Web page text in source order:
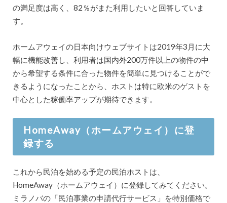
の満足度は高く、82％がまた利用したいと回答していま
す。
ホームアウェイの日本向けウェブサイトは2019年3月に大
幅に機能改善し、利用者は国内外200万件以上の物件の中
から希望する条件に合った物件を簡単に見つけることがで
きるようになったことから、ホストは特に欧米のゲストを
中心とした稼働率アップが期待できます。
HomeAway（ホームアウェイ）に登
録する
これから民泊を始める予定の民泊ホストは、
HomeAway（ホームアウェイ）に登録してみてください。
ミラノバの「民泊事業の申請代行サービス」を特別価格で